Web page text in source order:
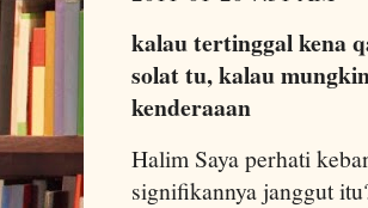
kalau tertinggal kena
solat tu, kalau
kenderaaan
Halim Saya perhati
signifikannya janggut